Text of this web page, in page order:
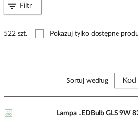
522 szt. Pokazuj tylko dostępne
Sortuj według
Lampa LEDBulb GLS 9W
Filtr